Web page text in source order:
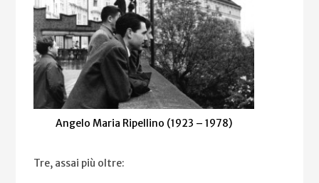
Angelo Maria Ripellino (1923 – 1978)
Tre, assai più oltre: